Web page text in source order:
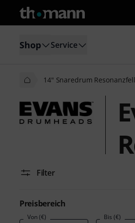
Shop Service
14" Snaredrum
Filter
Preisbereich
Von (€) Bis (€)